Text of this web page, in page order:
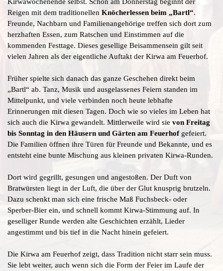
Reigen mit dem traditionellen Knöcherlessen beim „Bartl“.
Freunde, Nachbarn und Familienangehörige treffen sich dort zum
herzhaften Essen, zum Ratschen und Einstimmen auf die
kommenden Festtage. Dieses gesellige Beisammensein gilt seit
vielen Jahren als der eigentliche Auftakt der Kirwa am Feuerhof.
Früher spielte sich danach das ganze Geschehen direkt beim
„Bartl“ ab. Tanz, Musik und ausgelassenes Feiern standen im
Mittelpunkt, und viele verbinden noch heute lebhafte
Erinnerungen mit diesen Tagen. Doch wie so vieles im Leben hat
sich auch die Kirwa gewandelt. Mittlerweile wird sie von Freitag
bis Sonntag in den Häusern und Gärten am Feuerhofgefeiert.
Die Familien öffnen ihre Türen für Freunde und Bekannte, und es
entsteht eine bunte Mischung aus kleinen privaten Kirwa-Runden.
Dort wird gegrillt, gesungen und angestoßen. Der Duft von
Bratwürsten liegt in der Luft, die über der Glut knusprig brutzeln.
Dazu schenkt man sich eine frische Maß Fuchsbeck- oder
Sperber-Bier ein, und schnell kommt Kirwa-Stimmung auf. In
geselliger Runde werden alte Geschichten erzählt, Lieder
angestimmt und bis tief in die Nacht hinein gefeiert.
Die Kirwa am Feuerhof zeigt, dass Tradition nicht starr sein muss.
Sie lebt weiter, auch wenn sich die Form der Feier im Laufe der